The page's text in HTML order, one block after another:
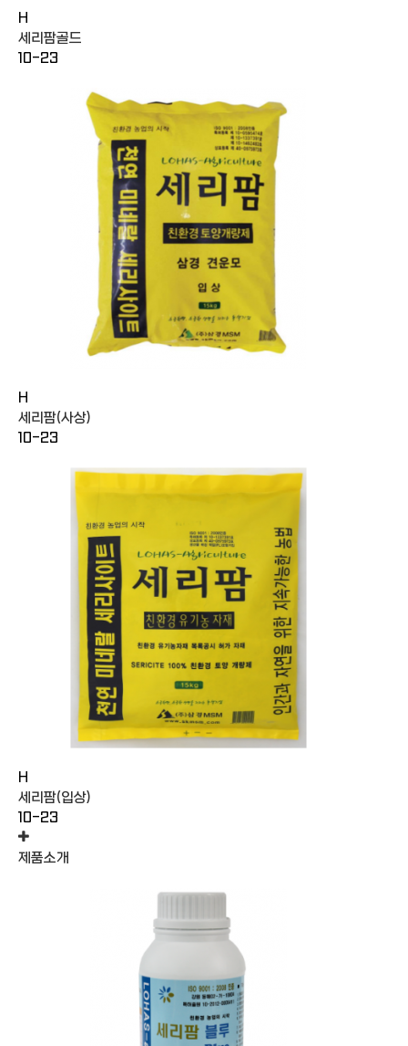
H
세리팜골드
10-23
H
세리팜(사상)
10-23
H
세리팜(입상)
10-23
제품소개